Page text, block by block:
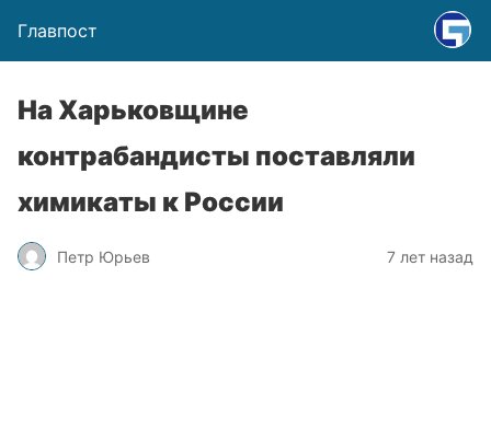
Главпост
На Харьковщине
контрабандисты поставляли
химикаты к России
Петр Юрьев 7 лет назад